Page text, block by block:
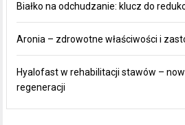
Białko na odchudzanie: klucz do
Aronia – zdrowotne właściwości i
Hyalofast w rehabilitacji stawów –
regeneracji